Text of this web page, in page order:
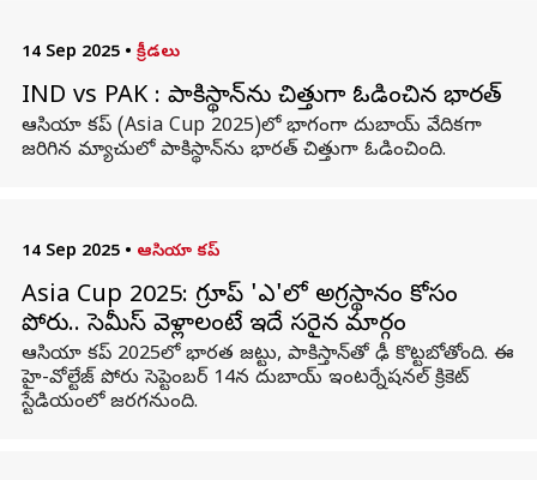
14 Sep 2025 • క్రీడలు
IND vs PAK : పాకిస్థాన్‌ను చిత్తుగా ఓడించిన భారత్
ఆసియా కప్‌ (Asia Cup 2025)లో భాగంగా దుబాయ్‌ వేదికగా
జరిగిన మ్యాచులో పాకిస్థాన్‌ను భారత్ చిత్తుగా ఓడించింది.
14 Sep 2025 • ఆసియా కప్
Asia Cup 2025: గ్రూప్ 'ఎ'లో అగ్రస్థానం కోసం
పోరు.. సెమీస్ వెళ్లాలంటే ఇదే సరైన మార్గం
ఆసియా కప్ 2025లో భారత జట్టు, పాకిస్తాన్‌తో ఢీ కొట్టబోతోంది. ఈ
హై-వోల్టేజ్ పోరు సెప్టెంబర్ 14న దుబాయ్ ఇంటర్నేషనల్ క్రికెట్
స్టేడియంలో జరగనుంది.